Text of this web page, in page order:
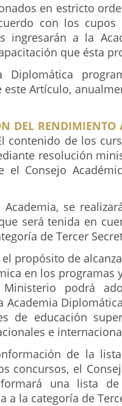
en estricto
con los cupos
ingresarán a la
que ésta
Diplomática
Artículo,
DEL RENDIMIENTO
contenido de los
resolución
el Consejo
se
será tenida en
de Tercer
el propósito de
en los programas
podrá
Academia
de educación
e
de la
concursos, el
una lista
a la categoría de